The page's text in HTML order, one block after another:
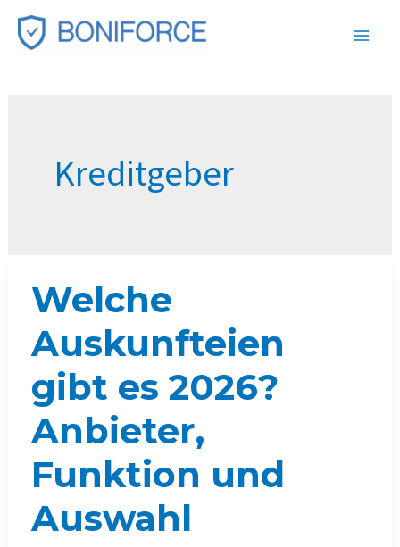
Zum
Inhalt
Kreditgeber
Welche
Auskunfteien
gibt es 2026?
Anbieter,
Funktion und
Auswahl